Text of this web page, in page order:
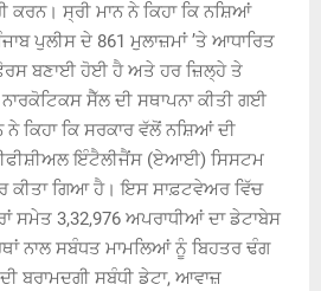
ਕਰਨ। ਸ੍ਰੀ ਮਾਨ ਨੇ ਕਿਹਾ ਕਿ ਨਸ਼ਿਆਂ
ਪੁਲੀਸ ਦੇ 861 ਮੁਲਾਜ਼ਮਾਂ ’ਤੇ ਆਧਾਰਿਤ
ਬਣਾਈ ਹੋਈ ਹੈ ਅਤੇ ਹਰ ਜ਼ਿਲ੍ਹੇ ਤੇ
ਸੈੱਲ ਦੀ ਸਥਾਪਨਾ ਕੀਤੀ ਗਈ
ਕਿਹਾ ਕਿ ਸਰਕਾਰ ਵੱਲੋਂ ਨਸ਼ਿਆਂ ਦੀ
ਇੰਟੈਲੀਜੈਂਸ (ਏਆਈ) ਸਿਸਟਮ
ਕੀਤਾ ਗਿਆ ਹੈ। ਇਸ ਸਾਫ਼ਟਵੇਅਰ ਵਿੱਚ
ਸਮੇਤ 3,32,976 ਅਪਰਾਧੀਆਂ ਦਾ ਡੇਟਾਬੇਸ
ਨਾਲ ਸਬੰਧਤ ਮਾਮਲਿਆਂ ਨੂੰ ਬਿਹਤਰ ਢੰਗ
ਬਰਾਮਦਗੀ ਸਬੰਧੀ ਡੇਟਾ, ਆਵਾਜ਼